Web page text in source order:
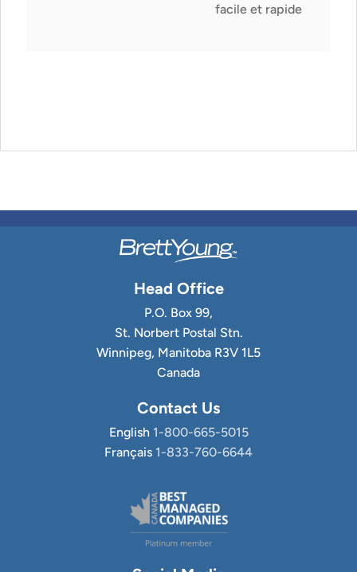
facile et rapide
Head Office
P.O. Box 99,
St. Norbert Postal Stn.
Winnipeg, Manitoba R3V 1L5
Canada
Contact Us
English 1-800-665-5015
Français 1-833-760-6644